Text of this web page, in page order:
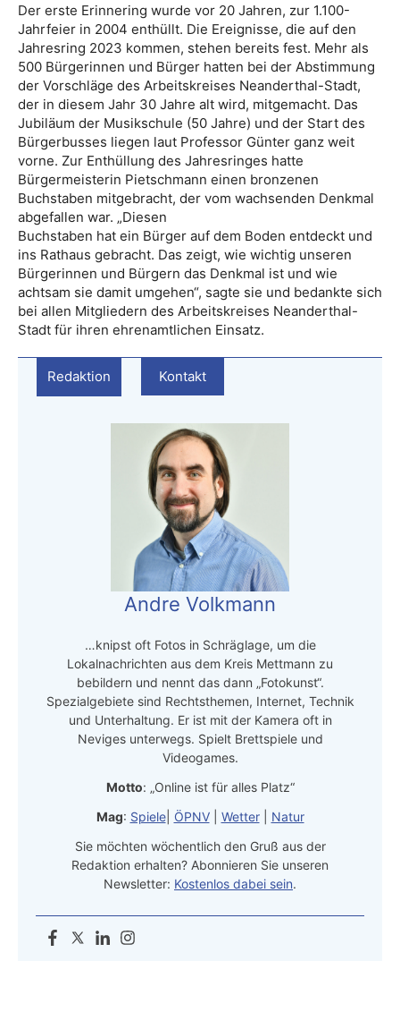
Der erste Erinnering wurde vor 20 Jahren, zur 1.100-
Jahrfeier in 2004 enthüllt. Die Ereignisse, die auf den
Jahresring 2023 kommen, stehen bereits fest. Mehr als
500 Bürgerinnen und Bürger hatten bei der Abstimmung
der Vorschläge des Arbeitskreises Neanderthal-Stadt,
der in diesem Jahr 30 Jahre alt wird, mitgemacht. Das
Jubiläum der Musikschule (50 Jahre) und der Start des
Bürgerbusses liegen laut Professor Günter ganz weit
vorne. Zur Enthüllung des Jahresringes hatte
Bürgermeisterin Pietschmann einen bronzenen
Buchstaben mitgebracht, der vom wachsenden Denkmal
abgefallen war. „Diesen
Buchstaben hat ein Bürger auf dem Boden entdeckt und
ins Rathaus gebracht. Das zeigt, wie wichtig unseren
Bürgerinnen und Bürgern das Denkmal ist und wie
achtsam sie damit umgehen“, sagte sie und bedankte sich
bei allen Mitgliedern des Arbeitskreises Neanderthal-
Stadt für ihren ehrenamtlichen Einsatz.
Redaktion Kontakt
Andre Volkmann
…knipst oft Fotos in Schräglage, um die
Lokalnachrichten aus dem Kreis Mettmann zu
bebildern und nennt das dann „Fotokunst“.
Spezialgebiete sind Rechtsthemen, Internet, Technik
und Unterhaltung. Er ist mit der Kamera oft in
Neviges unterwegs. Spielt Brettspiele und
Videogames.
Motto: „Online ist für alles Platz“
Mag: Spiele| ÖPNV| Wetter| Natur
Sie möchten wöchentlich den Gruß aus der
Redaktion erhalten? Abonnieren Sie unseren
Newsletter: Kostenlos dabei sein.